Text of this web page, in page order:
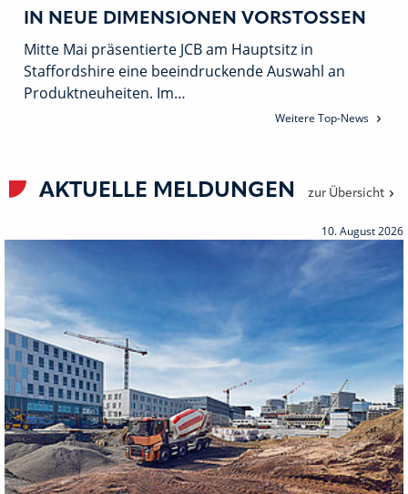
IN NEUE DIMENSIONEN VORSTOSSEN
Mitte Mai präsentierte JCB am Hauptsitz in
Staffordshire eine beeindruckende Auswahl an
Produktneuheiten. Im…
Weitere Top-News
AKTUELLE MELDUNGEN zur Übersicht
10. August 2026